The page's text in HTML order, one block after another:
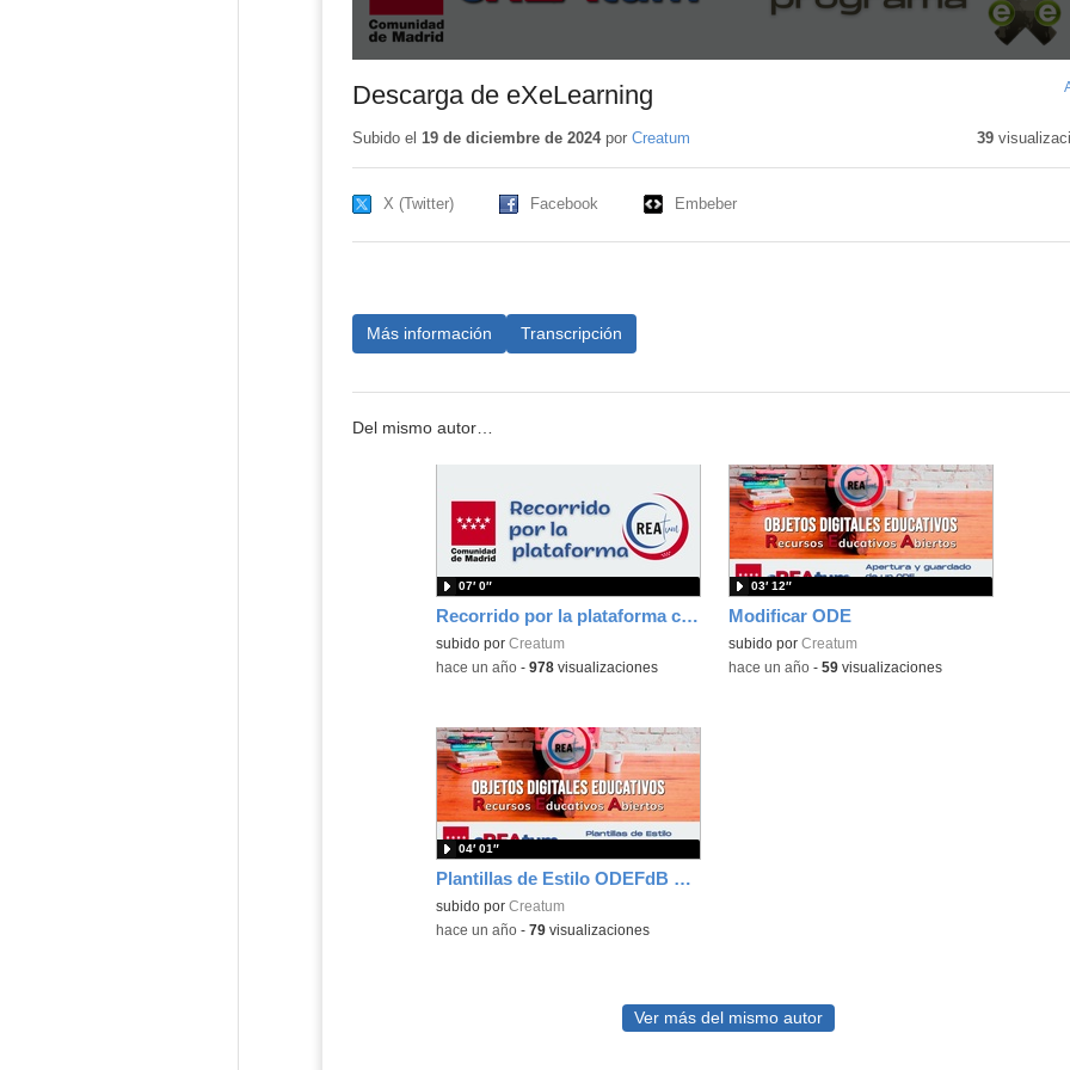
Descarga de eXeLearning
Subido el 19 de diciembre de 2024por Creatum 39
X (Twitter) Facebook Embeber
Más información Transcripción
Del mismo autor…
Recorrido por la plataforma cREAtum
subido por Creatum
07′ 0″
-hace un año- 978visualizaciones
Modificar ODE
subido por Creatum
03′ 12″
-hace un año- 59visualizaciones
Plantillas de Estilo ODEFdB y ODESu
subido por Creatum
04′ 01″
-hace un año- 79visualizaciones
Ver más del mismo autor